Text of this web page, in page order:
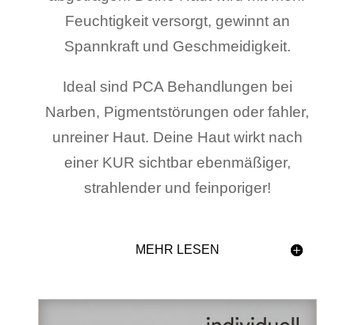
Feuchtigkeit versorgt, gewinnt an
Spannkraft und Geschmeidigkeit.
Ideal sind PCA Behandlungen bei
Narben, Pigmentstörungen oder fahler,
unreiner Haut. Deine Haut wirkt nach
einer KUR sichtbar ebenmäßiger,
strahlender und feinporiger!
MEHR LESEN